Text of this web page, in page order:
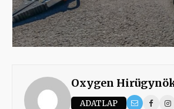
Oxygen
ADATLAP